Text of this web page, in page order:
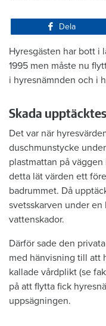
Dela
Hyresgästen har bott i
1995 men måste nu
i hyresnämnden och i
Skada
Det var när
duschmunstycke
plastmattan på
detta lät värden ett
badrummet. Då
svetsskarven under
vattenskador.
Därför sade den
med hänvisning till att
kallade vårdplikt (se
på att flytta fick
uppsägningen.